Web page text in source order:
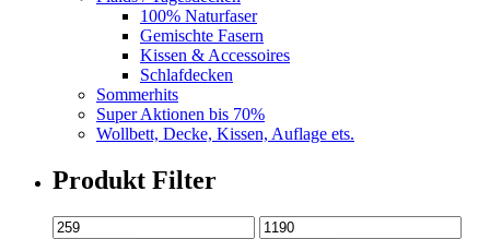
100% Naturfaser
Gemischte Fasern
Kissen & Accessoires
Schlafdecken
Sommerhits
Super Aktionen bis 70%
Wollbett, Decke, Kissen, Auflage ets.
Produkt Filter